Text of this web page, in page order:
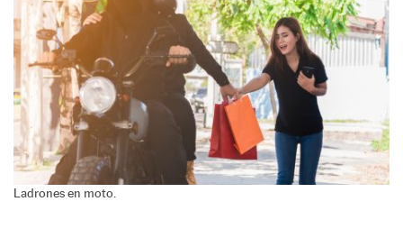
Ladrones en moto.